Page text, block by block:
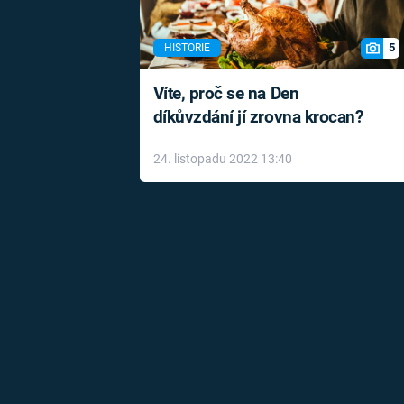
HISTORIE 5
Víte, proč se na Den
díkůvzdání jí zrovna krocan?
24. listopadu 2022 13:40